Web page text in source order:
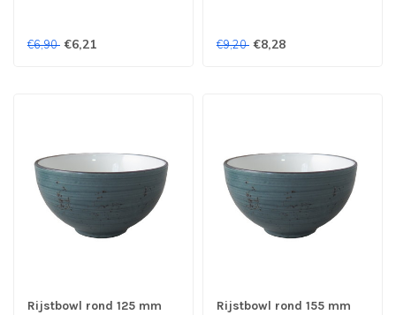
€6,90 €6,21 €9,20 €8,28
Rijstbowl rond 125 mm
Rijstbowl rond 155 mm